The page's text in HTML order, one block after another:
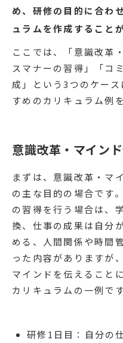
め、研修の目的に合わ
ュラムを作成すること
ここでは、「意識改革
スマナーの習得」「コ
成」という3つのケー
すめのカリキュラム例
意識改革・マイン
まずは、意識改革・マ
の主な目的の場合です
の習得を行う場合は、
換、仕事の成果は自分
める、人間関係や時間
った内容がありますが
マインドを伝えること
カリキュラムの一例です
研修1日目：自分の